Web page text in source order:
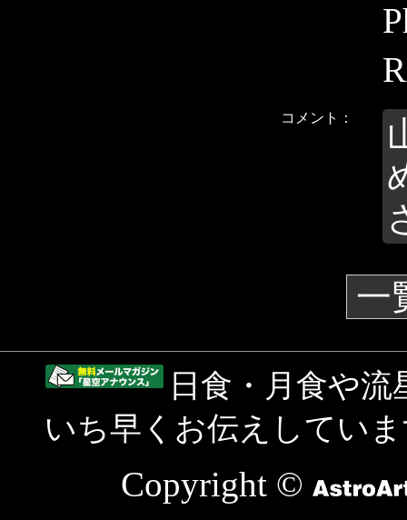
コメント：
一
日食・月食や
いち早くお伝えしてい
Copyright ©